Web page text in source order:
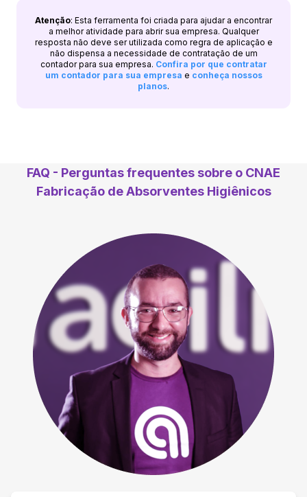
Atenção: Esta ferramenta foi criada para ajudar a encontrar
a melhor atividade para abrir sua empresa. Qualquer
resposta não deve ser utilizada como regra de aplicação e
não dispensa a necessidade de contratação de um
contador para sua empresa. Confira por que contratar
um contador para sua empresa e conheça nossos
planos.
FAQ - Perguntas frequentes sobre o CNAE
Fabricação de Absorventes Higiênicos